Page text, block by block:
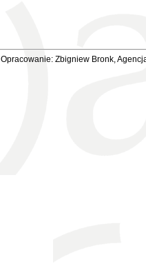
Opracowanie: Zbigniew Bronk,